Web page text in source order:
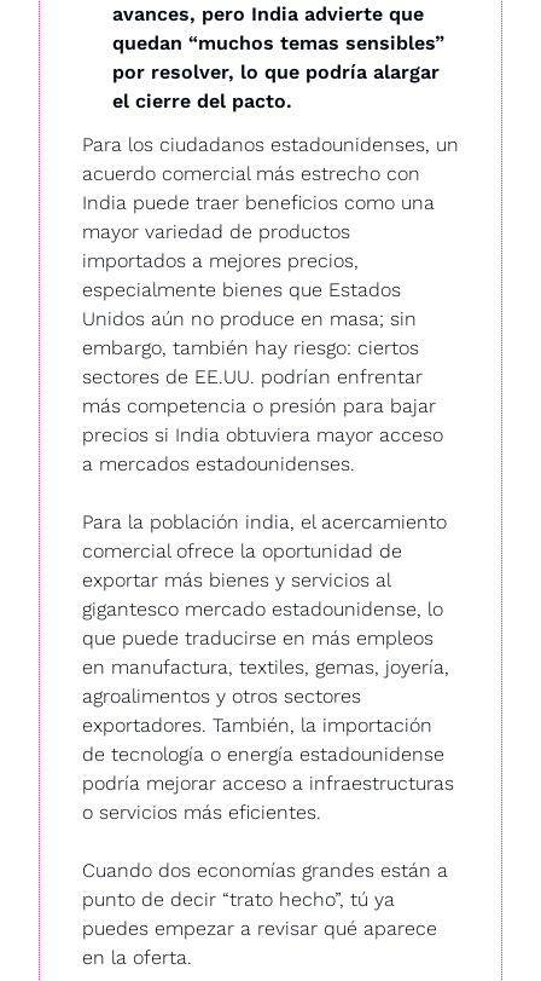
avances, pero India advierte que
quedan “muchos temas sensibles”
por resolver, lo que podría alargar
el cierre del pacto.
Para los ciudadanos estadounidenses, un
acuerdo comercial más estrecho con
India puede traer beneficios como una
mayor variedad de productos
importados a mejores precios,
especialmente bienes que Estados
Unidos aún no produce en masa; sin
embargo, también hay riesgo: ciertos
sectores de EE.UU. podrían enfrentar
más competencia o presión para bajar
precios si India obtuviera mayor acceso
a mercados estadounidenses.
Para la población india, el acercamiento
comercial ofrece la oportunidad de
exportar más bienes y servicios al
gigantesco mercado estadounidense, lo
que puede traducirse en más empleos
en manufactura, textiles, gemas, joyería,
agroalimentos y otros sectores
exportadores. También, la importación
de tecnología o energía estadounidense
podría mejorar acceso a infraestructuras
o servicios más eficientes.
Cuando dos economías grandes están a
punto de decir “trato hecho”, tú ya
puedes empezar a revisar qué aparece
en la oferta.